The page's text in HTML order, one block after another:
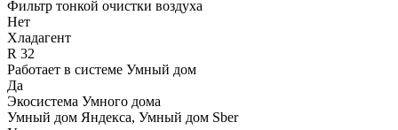
Фильтр тонкой очистки воздуха
Нет
Хладагент
R 32
Работает в системе Умный дом
Да
Экосистема Умного дома
Умный дом Яндекса, Умный дом Sber